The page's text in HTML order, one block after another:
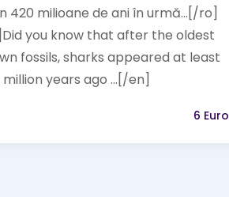
420 milioane de ani în urmă...[/ro]
you know that after the oldest
fossils, sharks appeared at least
million years ago ...[/en]
6 Euro